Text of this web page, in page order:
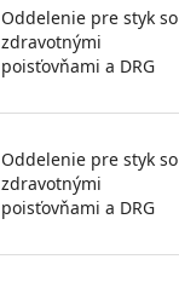
Oddelenie pre styk so
zdravotnými
poisťovňami a DRG
Oddelenie pre styk so
zdravotnými
poisťovňami a DRG